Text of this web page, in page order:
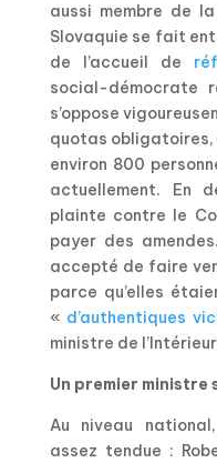
aussi membre de
Slovaquie se fait
de l’accueil de
social-démocrate
s’oppose
quotas obligatoires,
environ 800
actuellement. En
plainte contre le
payer des
accepté de faire
parce qu’elles
« d’authentiques
ministre de
Un premier ministre
Au niveau
assez tendue :